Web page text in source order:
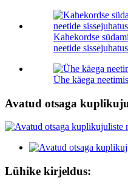
Kahekordse
neetide sissejuhatus
Ühe käega
Avatud otsaga
Lühike kirjeldus: